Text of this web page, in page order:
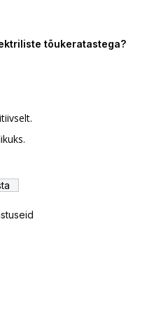
tõukeratastega?